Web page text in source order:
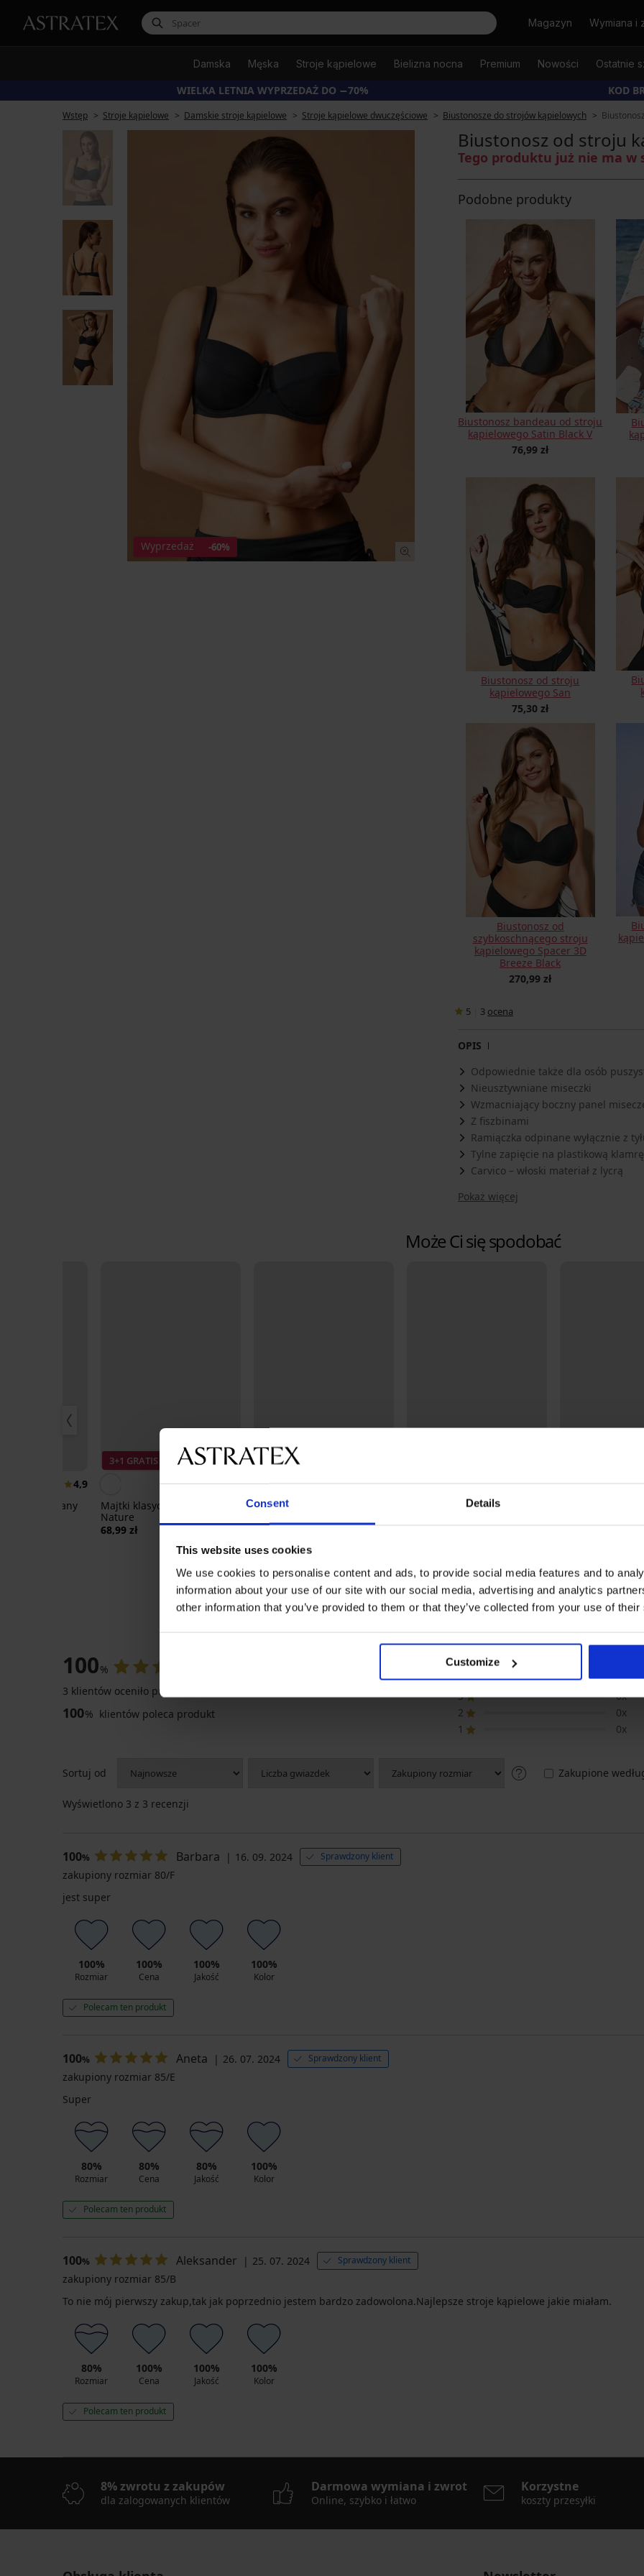
Consent Details
This website uses cookies
We use cookies to personalise content and ads, to provide social media features and to
information about your use of our site with our social media, advertising and analytics
other information that you’ve provided to them or that they’ve collected from your use of
Customize
SzukajMagazyn Wymiana i
Damska Męska Stroje kąpielowe Bielizna nocna Premium Nowości Ostatnie
WIELKA LETNIA WYPRZEDAŻ DO −70% KOD
Wstęp Stroje kąpielowe Damskie stroje kąpielowe Stroje kąpielowe dwuczęściowe Biustonosze do strojów kąpielowych
Wyprzedaż -60%
Biustonosz od stroju
Tego produktu już nie ma w
Podobne produkty
Biustonosz bandeau od stroju
kąpielowego Satin Black V
76,99 zł
Biustonosz od stroju
kąpielowego San
75,30 zł
Biustonosz od
szybkoschnącego stroju
kąpielowego Spacer 3D
Breeze Black
270,99 zł
5 3 ocena
OPIS
Odpowiednie także dla osób
Nieusztywniane miseczki
Wzmacniający boczny panel
Z fiszbinami
Ramiączka odpinane wyłącznie z
Tylne zapięcie na plastikową klamrę
Carvico – włoski materiał z lycrą
Pokaż więcej
Może Ci się spodobać
4,9
nieusztywniany
3+1 GRATIS
5
Majtki klasyczne Bamboo
Nature
68,99 zł
Bestseller
5
Brazyliany Lady Grace New
4,9
Biustonosz zmniejszający
222,99 zł
185,99 zł
OCENA PRODUKTU Biustonosz od stroju
100%
3 klientów oceniło produkt
100% klientów poleca produkt
5
4
0x
3
0x
2
0x
1
0x
Sortuj od Zakupione
Wyświetlono 3 z 3 recenzji
100% Barbara 16. 09. 2024 Sprawdzony klient
zakupiony rozmiar 80/F
jest super
100%
Rozmiar
100%
Cena
100%
Jakość
100%
Kolor
Polecam ten produkt
100% Aneta 26. 07. 2024 Sprawdzony klient
zakupiony rozmiar 85/E
Super
80%
Rozmiar
80%
Cena
80%
Jakość
100%
Kolor
Polecam ten produkt
100% Aleksander 25. 07. 2024 Sprawdzony klient
zakupiony rozmiar 85/B
To nie mój pierwszy zakup,tak jak poprzednio jestem bardzo zadowolona.Najlepsze stroje kąpielowe jakie miałam.
80%
Rozmiar
100%
Cena
100%
Jakość
100%
Kolor
Polecam ten produkt
8% zwrotu z zakupów
dla zalogowanych klientów
Darmowa wymiana i zwrot
Online, szybko i łatwo
Korzystne
koszty przesyłki